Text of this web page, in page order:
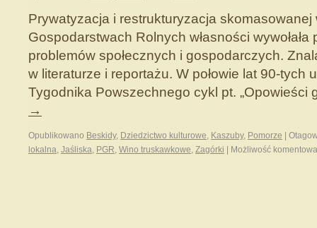
Prywatyzacja i restrukturyzacja
Gospodarstwach Rolnych własności
problemów społecznych i gospodarczych.
w literaturze i reportażu. W połowie lat 90-tych
Tygodnika Powszechnego cykl pt.
→
Opublikowano Beskidy, Dziedzictwo kulturowe, Kaszuby, Pomorze
lokalna, Jaśliska, PGR, Wino truskawkowe, Zagórki Możliwość